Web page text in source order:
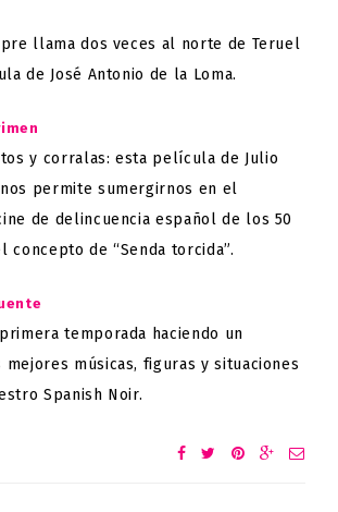
llama dos veces al norte de Teruel
de José Antonio de la Loma.
y corralas: esta película de Julio
permite sumergirnos en el
de delincuencia español de los 50
concepto de “Senda torcida”.
temporada haciendo un
mejores músicas, figuras y situaciones
Spanish Noir.